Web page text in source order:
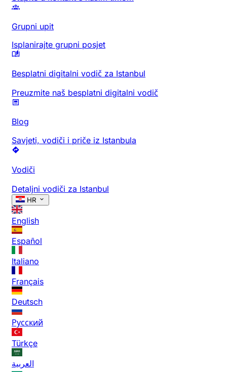
Grupni upit
Isplanirajte grupni posjet
Besplatni digitalni vodič za Istanbul
Preuzmite naš besplatni digitalni vodič
Blog
Savjeti, vodiči i priče iz Istanbula
Vodiči
Detaljni vodiči za Istanbul
HR
English
Español
Italiano
Français
Deutsch
Русский
Türkçe
العربية